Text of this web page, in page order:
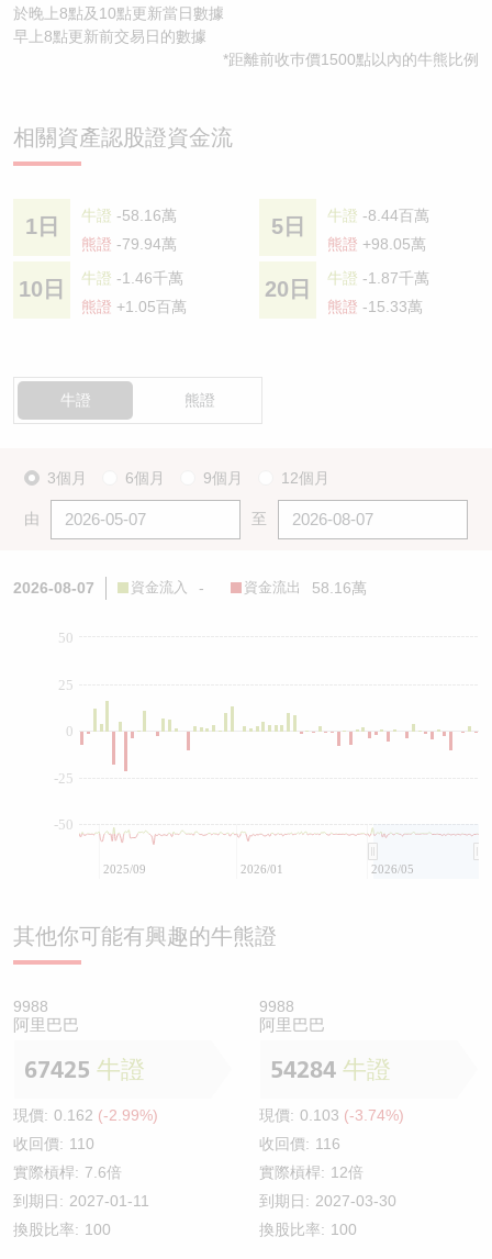
於晚上8點及10點更新當日數據
早上8點更新前交易日的數據
*距離前收巿價1500點以內的牛熊比例
相關資產認股證資金流
1日 牛證 -58.16萬
熊證 -79.94萬
5日 牛證 -8.44百萬
熊證 +98.05萬
10日 牛證 -1.46千萬
熊證 +1.05百萬
20日 牛證 -1.87千萬
熊證 -15.33萬
牛證 熊證
3個月 6個月 9個月 12個月
由 至
2026-08-07 資金流入 - 資金流出 58.16萬
0
-50
-25
25
50
2025/09 2026/01 2026/05
其他你可能有興趣的牛熊證
9988
阿里巴巴
67425 牛證
現價: 0.162 (-2.99%)
收回價: 110
實際槓桿: 7.6倍
到期日: 2027-01-11
換股比率: 100
9988
阿里巴巴
54284 牛證
現價: 0.103 (-3.74%)
收回價: 116
實際槓桿: 12倍
到期日: 2027-03-30
換股比率: 100